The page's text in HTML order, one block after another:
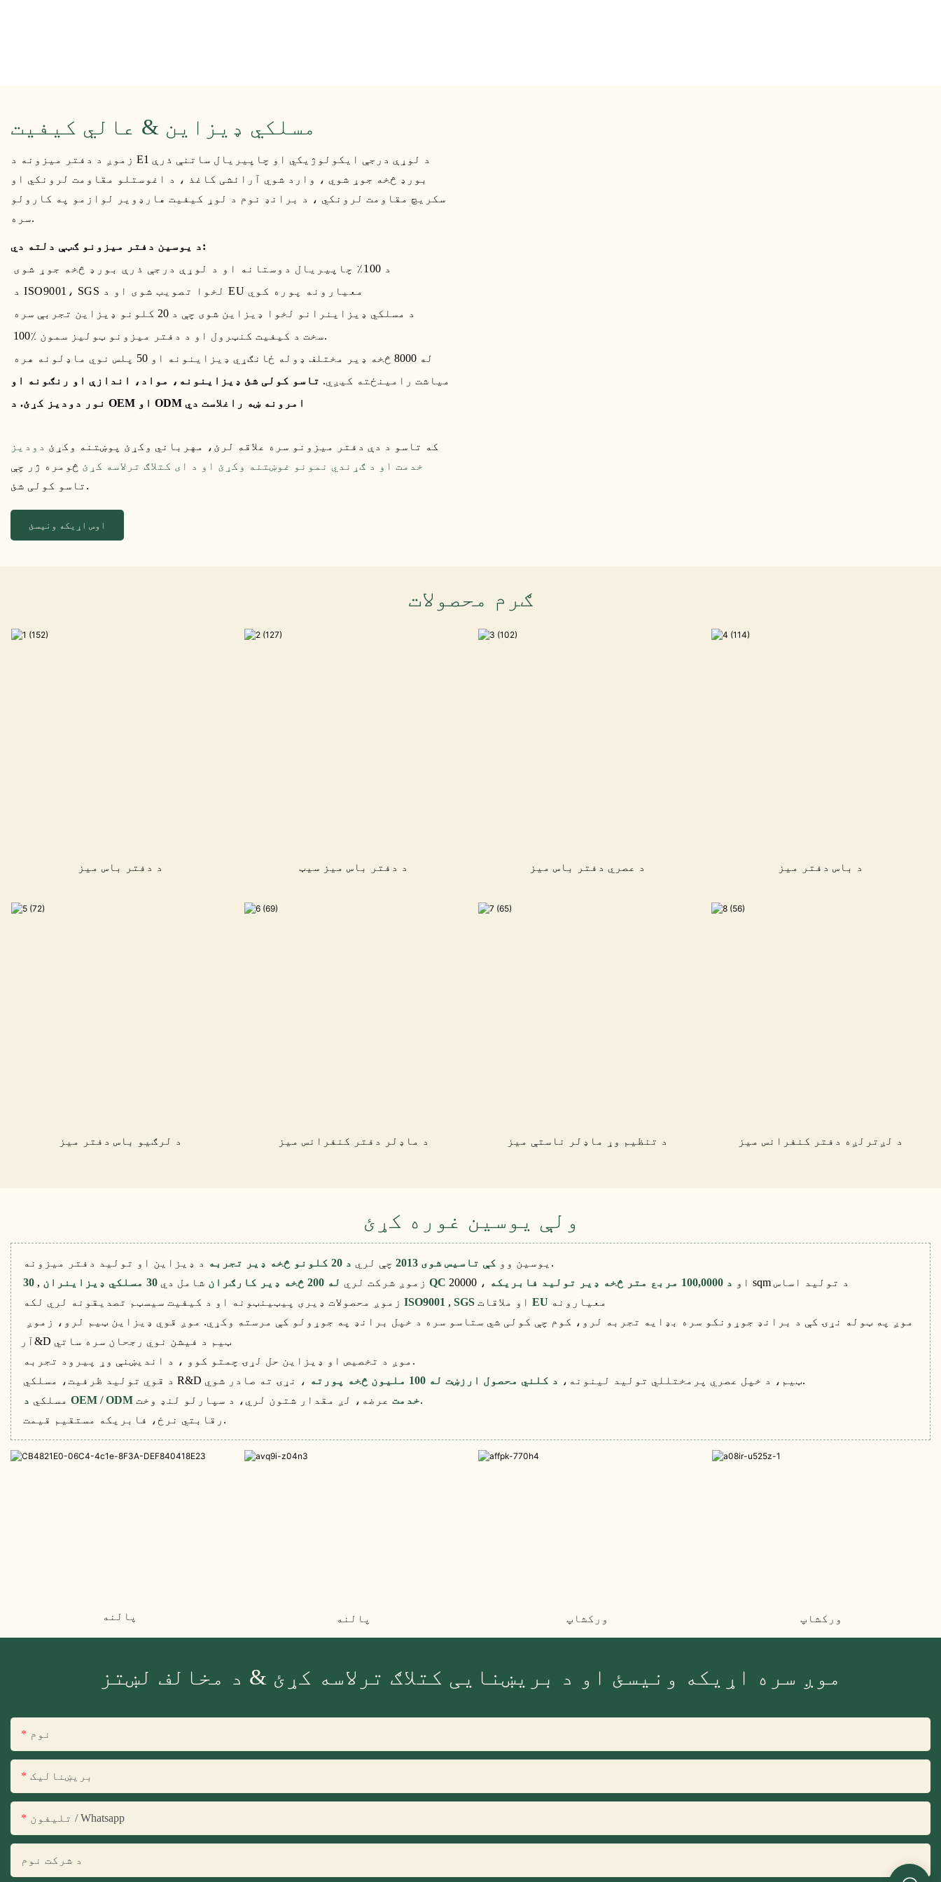
مسلکي ډیزاین & عالي کیفیت
زموږ د دفتر میزونه د E1 د لوړې درجې ایکولوژیکي او چاپیریال ساتنې ذرې
بورډ څخه جوړ شوي ، وارد شوي آرائشی کاغذ ، د اغوستلو مقاومت لرونکي او
سکریچ مقاومت لرونکي ، د برانډ نوم د لوړ کیفیت هارډویر لوازمو په کارولو
سره.
د یوسین دفتر میزونو ګټې دلته دي:
د 100٪ چاپیریال دوستانه او د لوړې درجې ذرې بورډ څخه جوړ شوی
د ISO9001، SGS لخوا تصویب شوی او د EU معیارونه پوره کوي
100٪ سخت د کیفیت کنټرول او د دفتر میزونو ټولیز سمون.
میاشت رامینځته کیږي. تاسو کولی شئ ډیزاینونه، مواد، اندازې او رنګونه او
نور دودیز کړئ. د OEM او ODM امرونه ښه راغلاست دي
که تاسو د دې دفتر میزونو سره علاقه لرئ، مهرباني وکړئ پوښتنه وکړئ دودیز
خدمت او د ګړندي نمونو غوښتنه وکړئ او د ای کتلاګ ترلاسه کړئ څومره ژر چې
تاسو کولی شئ.
اوس اړیکه ونیسئ
ګرم محصولات
د دفتر باس میز د دفتر باس میز سیټ د عصري دفتر باس میز د باس دفتر میز
د لرګیو باس دفتر میز د ماډلر دفتر کنفرانس میز د تنظیم وړ ماډلر ناستې میز د لږترلږه دفتر کنفرانس میز
ولې یوسین غوره کړئ
یوسین وو کې تاسیس شوی 2013 چې لري د 20 کلونو څخه ډیر تجربه
د ډیزاین او تولید دفتر میزونه.
زموږ شرکت لري له 200 څخه ډیر کارګران شامل دي 30 مسلکي ډیزاینران , 30 QC او د 100,0000 مربع متر څخه ډیر تولید فابریکه
زموږ محصولات ډیری پیټینټونه او د کیفیت سیسټم تصدیقونه لري لکهISO9001 ,SGS او ملاقاتEU معیارونه
موږ د تخصیص او ډیزاین حل لړۍ چمتو کوو ، د اندیښنې وړ پیرود تجربه.
د قوي تولید ظرفیت، مسلکي R&D ټیم، د خپل عصري پرمختللي تولید لینونه، د کلني محصول ارزښت له 100 ملیون څخه پورته
، نړۍ ته صادر شوي.
مسلکي
د OEM / ODM خدمتعرضه، لږ مقدار شتون لري، د سپارلو لنډ وخت.
رقابتي نرخ، فابریکه مستقیم قیمت.
پالنه پالنه ورکشاپ ورکشاپ
موږ سره اړیکه ونیسئ او د بریښنایی کتلاګ ترلاسه کړئ & د مخالف لښتز
نوم
بریښنالیک
تلیفون / Whatsapp
د شرکت نوم